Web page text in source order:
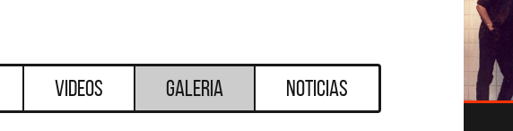
Videos Galeria Noticias
DESTACADOS DESTACADOS